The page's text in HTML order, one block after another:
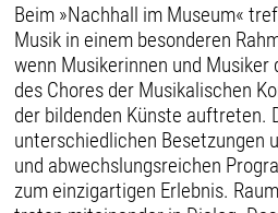
Beim »Nachhall im Museum«
Musik in einem besonderen
wenn Musikerinnen und Musiker
des Chores der Musikalischen
der bildenden Künste auftreten.
unterschied­lichen Besetzungen
und abwechslungsreichen
zum einzigartigen Erlebnis.